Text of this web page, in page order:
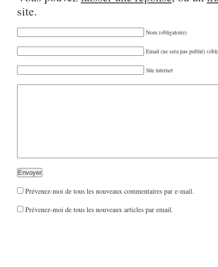
site.
Nom (obligatoire)
Email (ne sera pas publié)
Site internet
Prévenez-moi de tous les nouveaux commentaires par e-mail.
Prévenez-moi de tous les nouveaux articles par email.